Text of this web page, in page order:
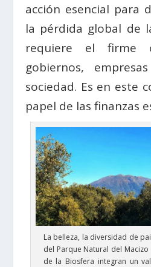
acción esencial para
la pérdida global de
requiere el firme
gobiernos,
sociedad. Es en este
papel de las finanzas
La belleza, la diversidad de
del Parque Natural del Macizo
de la Biosfera integran un